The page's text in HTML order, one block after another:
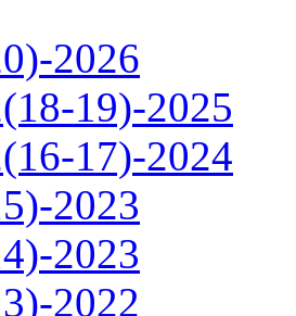
2026
19)-2025
17)-2024
2023
2023
2022